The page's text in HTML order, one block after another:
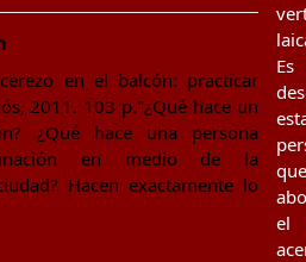
en el balcón: practicar
2011. 103 p."¿Qué hace un
¿Qué hace una persona
en medio de la
Hacen exactamente lo
Es
que
el